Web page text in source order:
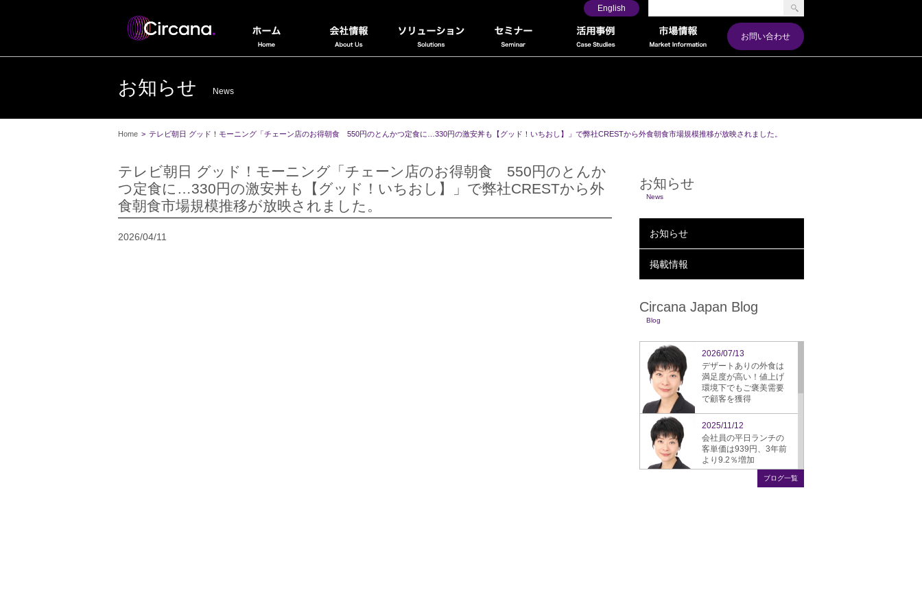
お問い合わせ
English
お知らせ News
Home > テレビ朝日 グッド！モーニング「チェーン店のお得朝食 550円のとんかつ定食に…330円の激安丼も【グッド！いちおし】」で弊社CRESTから外食朝食市場規模推移が放映されました。
テレビ朝日 グッド！モーニング「チェーン店のお得朝食 550円のとんか
つ定食に…330円の激安丼も【グッド！いちおし】」で弊社CRESTから外
食朝食市場規模推移が放映されました。
2026/04/11
お知らせ
News
お知らせ
掲載情報
Circana Japan Blog
Blog
2026/07/13
デザートありの外食は
満足度が高い！値上げ
環境下でもご褒美需要
で顧客を獲得
2025/11/12
会社員の平日ランチの
客単価は939円、3年前
より9.2％増加
ブログ一覧